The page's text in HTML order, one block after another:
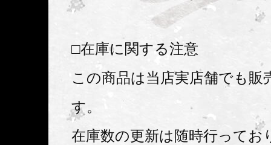
□在庫に関する注意
この商品は当店実店舗でも販
す。
在庫数の更新は随時行ってお